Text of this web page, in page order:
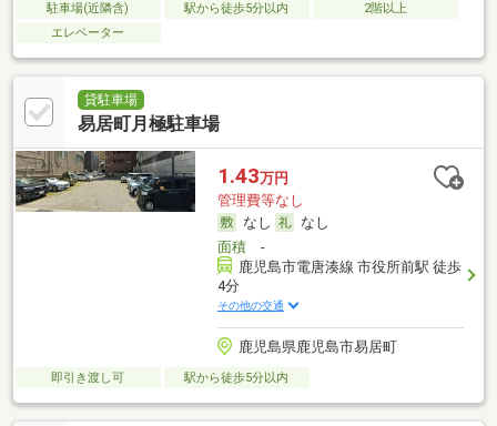
駐車場(近隣含) 駅から徒歩5分以内
2階以上
エレベーター
貸駐車場
易居町月極駐車場
1.43万円
管理費等なし
なし
なし
面積-
鹿児島市電唐湊線 市役所前駅 徒歩
4分
その他の交通
鹿児島県鹿児島市易居町
即引き渡し可 駅から徒歩5分以内